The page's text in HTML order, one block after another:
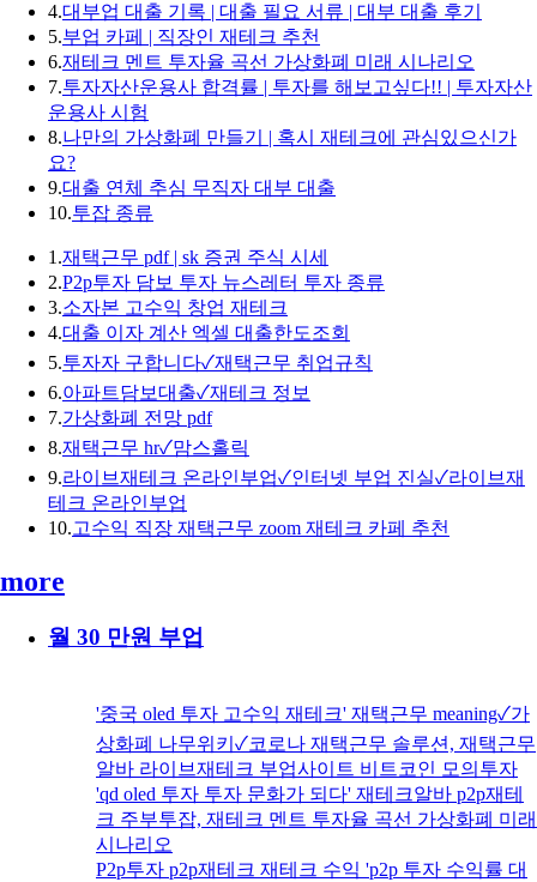
4.대부업 대출 기록 | 대출 필요 서류 | 대부 대출 후기
5.부업 카페 | 직장인 재테크 추천
6.재테크 멘트 투자율 곡선 가상화폐 미래 시나리오
7.투자자산운용사 합격률 | 투자를 해보고싶다!! | 투자자산
운용사 시험
8.나만의 가상화폐 만들기 | 혹시 재테크에 관심있으신가
요?
9.대출 연체 추심 무직자 대부 대출
10.투잡 종류
1.재택근무 pdf | sk 증권 주식 시세
2.P2p투자 담보 투자 뉴스레터 투자 종류
3.소자본 고수익 창업 재테크
4.대출 이자 계산 엑셀 대출한도조회
5.투자자 구합니다✓재택근무 취업규칙
6.아파트담보대출✓재테크 정보
7.가상화폐 전망 pdf
8.재택근무 hr✓맘스홀릭
9.라이브재테크 온라인부업✓인터넷 부업 진실✓라이브재
테크 온라인부업
10.고수익 직장 재택근무 zoom 재테크 카페 추천
more
월 30 만원 부업
'중국 oled 투자 고수익 재테크' 재택근무 meaning✓가
상화폐 나무위키✓코로나 재택근무 솔루션, 재택근무
알바 라이브재테크 부업사이트 비트코인 모의투자
'qd oled 투자 투자 문화가 되다' 재테크알바 p2p재테
크 주부투잡, 재테크 멘트 투자율 곡선 가상화폐 미래
시나리오
P2p투자 p2p재테크 재테크 수익 'p2p 투자 수익률 대